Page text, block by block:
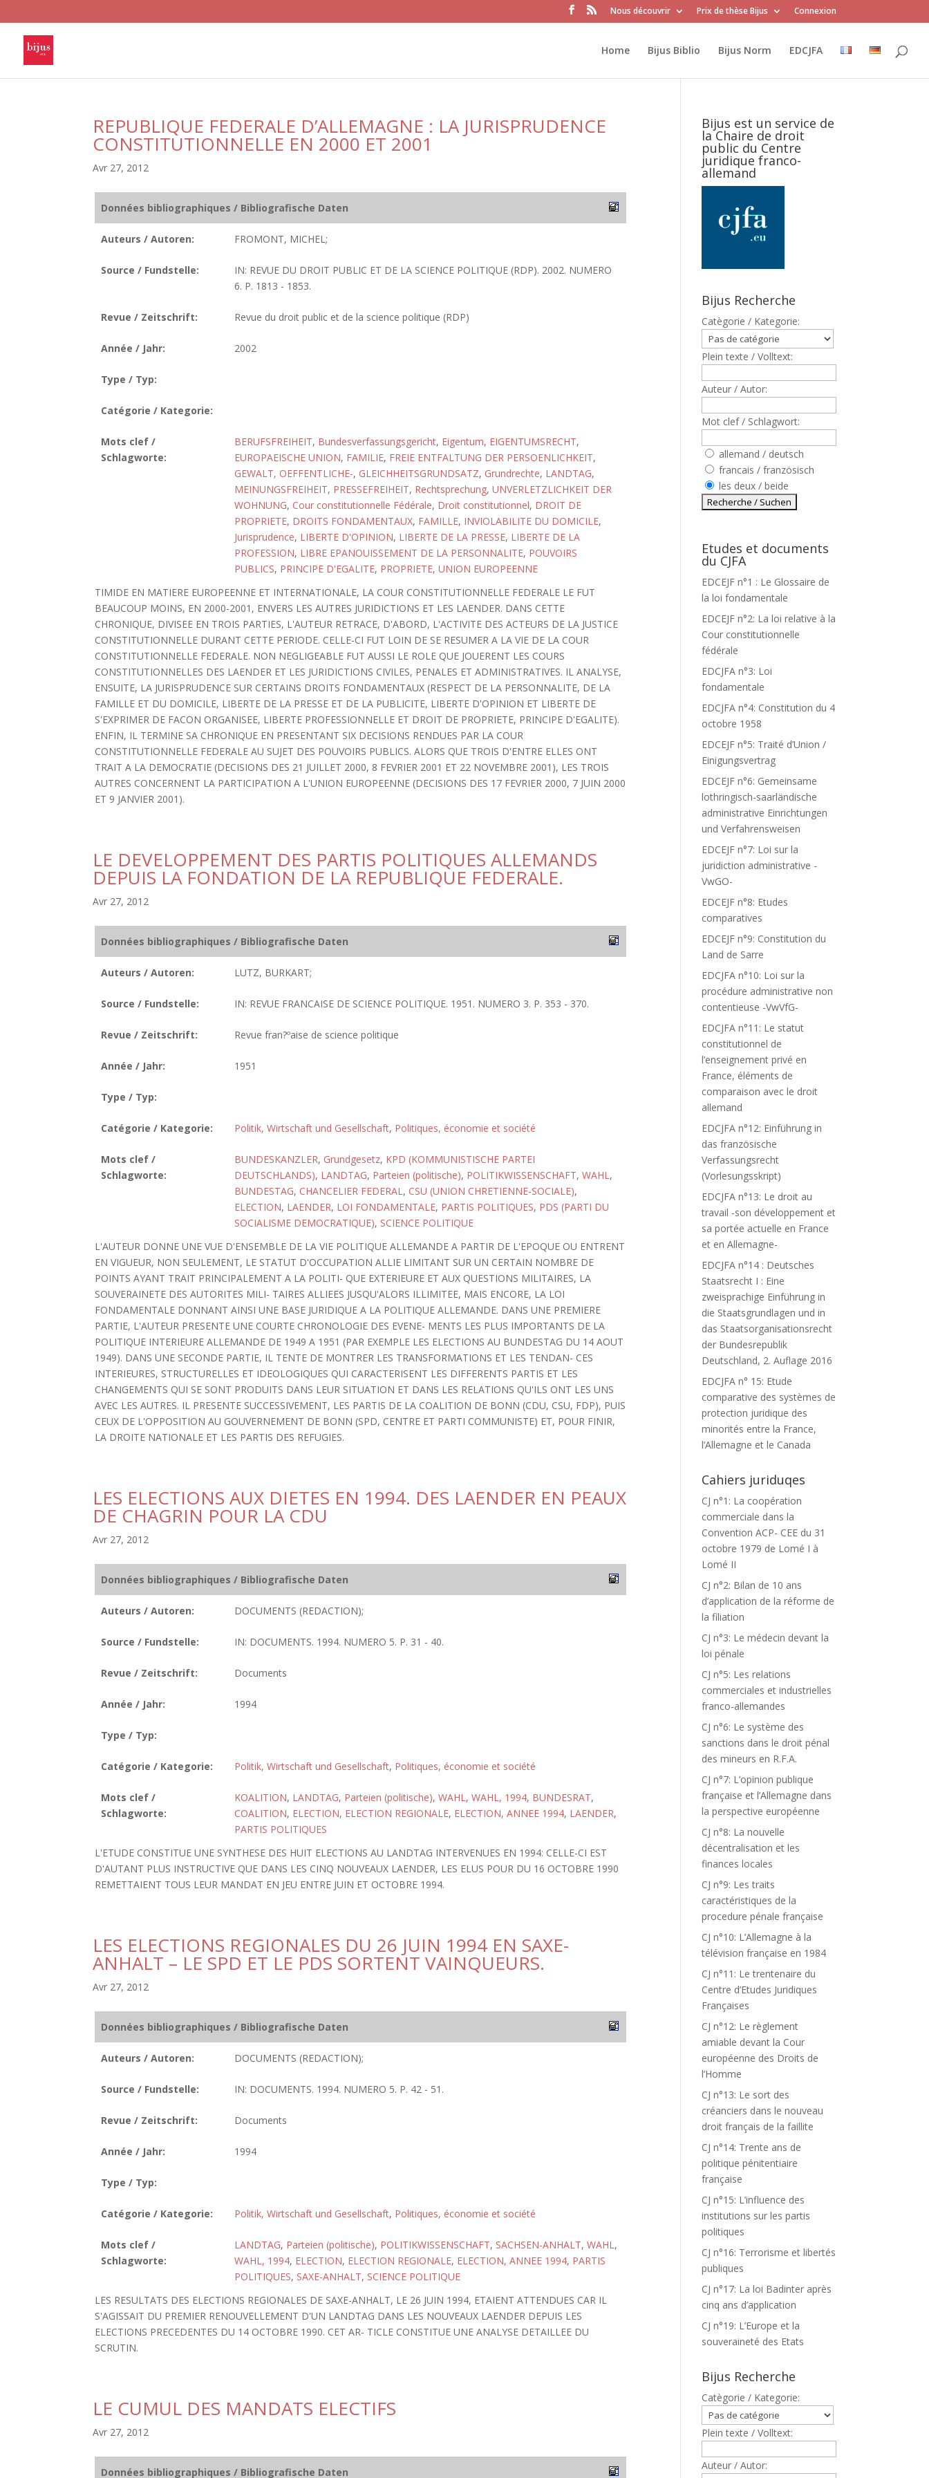
Nous découvrir Prix de thèse Bijus Connexion
Home Bijus Biblio Bijus Norm EDCJFA
REPUBLIQUE FEDERALE D’ALLEMAGNE : LA JURISPRUDENCE
CONSTITUTIONNELLE EN 2000 ET 2001
Avr 27, 2012
Données bibliographiques / Bibliografische Daten
Auteurs / Autoren: FROMONT, MICHEL;
Source / Fundstelle:
IN: REVUE DU DROIT PUBLIC ET DE LA SCIENCE POLITIQUE (RDP). 2002. NUMERO
6. P. 1813 - 1853.
Revue / Zeitschrift: Revue du droit public et de la science politique (RDP)
Année / Jahr: 2002
Type / Typ:
Catégorie / Kategorie:
Mots clef /
Schlagworte:
BERUFSFREIHEIT, Bundesverfassungsgericht, Eigentum, EIGENTUMSRECHT,
EUROPAEISCHE UNION, FAMILIE, FREIE ENTFALTUNG DER PERSOENLICHKEIT,
GEWALT, OEFFENTLICHE-, GLEICHHEITSGRUNDSATZ, Grundrechte, LANDTAG,
MEINUNGSFREIHEIT, PRESSEFREIHEIT, Rechtsprechung, UNVERLETZLICHKEIT DER
WOHNUNG, Cour constitutionnelle Fédérale, Droit constitutionnel, DROIT DE
PROPRIETE, DROITS FONDAMENTAUX, FAMILLE, INVIOLABILITE DU DOMICILE,
Jurisprudence, LIBERTE D'OPINION, LIBERTE DE LA PRESSE, LIBERTE DE LA
PROFESSION, LIBRE EPANOUISSEMENT DE LA PERSONNALITE, POUVOIRS
PUBLICS, PRINCIPE D'EGALITE, PROPRIETE, UNION EUROPEENNE
TIMIDE EN MATIERE EUROPEENNE ET INTERNATIONALE, LA COUR CONSTITUTIONNELLE FEDERALE LE FUT
BEAUCOUP MOINS, EN 2000-2001, ENVERS LES AUTRES JURIDICTIONS ET LES LAENDER. DANS CETTE
CHRONIQUE, DIVISEE EN TROIS PARTIES, L'AUTEUR RETRACE, D'ABORD, L'ACTIVITE DES ACTEURS DE LA JUSTICE
CONSTITUTIONNELLE DURANT CETTE PERIODE. CELLE-CI FUT LOIN DE SE RESUMER A LA VIE DE LA COUR
CONSTITUTIONNELLE FEDERALE. NON NEGLIGEABLE FUT AUSSI LE ROLE QUE JOUERENT LES COURS
CONSTITUTIONNELLES DES LAENDER ET LES JURIDICTIONS CIVILES, PENALES ET ADMINISTRATIVES. IL ANALYSE,
ENSUITE, LA JURISPRUDENCE SUR CERTAINS DROITS FONDAMENTAUX (RESPECT DE LA PERSONNALITE, DE LA
FAMILLE ET DU DOMICILE, LIBERTE DE LA PRESSE ET DE LA PUBLICITE, LIBERTE D'OPINION ET LIBERTE DE
S'EXPRIMER DE FACON ORGANISEE, LIBERTE PROFESSIONNELLE ET DROIT DE PROPRIETE, PRINCIPE D'EGALITE).
ENFIN, IL TERMINE SA CHRONIQUE EN PRESENTANT SIX DECISIONS RENDUES PAR LA COUR
CONSTITUTIONNELLE FEDERALE AU SUJET DES POUVOIRS PUBLICS. ALORS QUE TROIS D'ENTRE ELLES ONT
TRAIT A LA DEMOCRATIE (DECISIONS DES 21 JUILLET 2000, 8 FEVRIER 2001 ET 22 NOVEMBRE 2001), LES TROIS
AUTRES CONCERNENT LA PARTICIPATION A L'UNION EUROPEENNE (DECISIONS DES 17 FEVRIER 2000, 7 JUIN 2000
ET 9 JANVIER 2001).
LE DEVELOPPEMENT DES PARTIS POLITIQUES ALLEMANDS
DEPUIS LA FONDATION DE LA REPUBLIQUE FEDERALE.
Avr 27, 2012
Données bibliographiques / Bibliografische Daten
Auteurs / Autoren: LUTZ, BURKART;
Source / Fundstelle: IN: REVUE FRANCAISE DE SCIENCE POLITIQUE. 1951. NUMERO 3. P. 353 - 370.
Revue / Zeitschrift: Revue fran?ºaise de science politique
Année / Jahr: 1951
Type / Typ:
Catégorie / Kategorie: Politik, Wirtschaft und Gesellschaft, Politiques, économie et société
Mots clef /
Schlagworte:
BUNDESKANZLER, Grundgesetz, KPD (KOMMUNISTISCHE PARTEI
DEUTSCHLANDS), LANDTAG, Parteien (politische), POLITIKWISSENSCHAFT, WAHL,
BUNDESTAG, CHANCELIER FEDERAL, CSU (UNION CHRETIENNE-SOCIALE),
ELECTION, LAENDER, LOI FONDAMENTALE, PARTIS POLITIQUES, PDS (PARTI DU
SOCIALISME DEMOCRATIQUE), SCIENCE POLITIQUE
L'AUTEUR DONNE UNE VUE D'ENSEMBLE DE LA VIE POLITIQUE ALLEMANDE A PARTIR DE L'EPOQUE OU ENTRENT
EN VIGUEUR, NON SEULEMENT, LE STATUT D'OCCUPATION ALLIE LIMITANT SUR UN CERTAIN NOMBRE DE
POINTS AYANT TRAIT PRINCIPALEMENT A LA POLITI- QUE EXTERIEURE ET AUX QUESTIONS MILITAIRES, LA
SOUVERAINETE DES AUTORITES MILI- TAIRES ALLIEES JUSQU'ALORS ILLIMITEE, MAIS ENCORE, LA LOI
FONDAMENTALE DONNANT AINSI UNE BASE JURIDIQUE A LA POLITIQUE ALLEMANDE. DANS UNE PREMIERE
PARTIE, L'AUTEUR PRESENTE UNE COURTE CHRONOLOGIE DES EVENE- MENTS LES PLUS IMPORTANTS DE LA
POLITIQUE INTERIEURE ALLEMANDE DE 1949 A 1951 (PAR EXEMPLE LES ELECTIONS AU BUNDESTAG DU 14 AOUT
1949). DANS UNE SECONDE PARTIE, IL TENTE DE MONTRER LES TRANSFORMATIONS ET LES TENDAN- CES
INTERIEURES, STRUCTURELLES ET IDEOLOGIQUES QUI CARACTERISENT LES DIFFERENTS PARTIS ET LES
CHANGEMENTS QUI SE SONT PRODUITS DANS LEUR SITUATION ET DANS LES RELATIONS QU'ILS ONT LES UNS
AVEC LES AUTRES. IL PRESENTE SUCCESSIVEMENT, LES PARTIS DE LA COALITION DE BONN (CDU, CSU, FDP), PUIS
CEUX DE L'OPPOSITION AU GOUVERNEMENT DE BONN (SPD, CENTRE ET PARTI COMMUNISTE) ET, POUR FINIR,
LA DROITE NATIONALE ET LES PARTIS DES REFUGIES.
LES ELECTIONS AUX DIETES EN 1994. DES LAENDER EN PEAUX
DE CHAGRIN POUR LA CDU
Avr 27, 2012
Données bibliographiques / Bibliografische Daten
Auteurs / Autoren: DOCUMENTS (REDACTION);
Source / Fundstelle: IN: DOCUMENTS. 1994. NUMERO 5. P. 31 - 40.
Revue / Zeitschrift: Documents
Année / Jahr: 1994
Type / Typ:
Catégorie / Kategorie: Politik, Wirtschaft und Gesellschaft, Politiques, économie et société
Mots clef /
Schlagworte:
KOALITION, LANDTAG, Parteien (politische), WAHL, WAHL, 1994, BUNDESRAT,
COALITION, ELECTION, ELECTION REGIONALE, ELECTION, ANNEE 1994, LAENDER,
PARTIS POLITIQUES
L'ETUDE CONSTITUE UNE SYNTHESE DES HUIT ELECTIONS AU LANDTAG INTERVENUES EN 1994: CELLE-CI EST
D'AUTANT PLUS INSTRUCTIVE QUE DANS LES CINQ NOUVEAUX LAENDER, LES ELUS POUR DU 16 OCTOBRE 1990
REMETTAIENT TOUS LEUR MANDAT EN JEU ENTRE JUIN ET OCTOBRE 1994.
LES ELECTIONS REGIONALES DU 26 JUIN 1994 EN SAXE-
ANHALT – LE SPD ET LE PDS SORTENT VAINQUEURS.
Avr 27, 2012
Données bibliographiques / Bibliografische Daten
Auteurs / Autoren: DOCUMENTS (REDACTION);
Source / Fundstelle: IN: DOCUMENTS. 1994. NUMERO 5. P. 42 - 51.
Revue / Zeitschrift: Documents
Année / Jahr: 1994
Type / Typ:
Catégorie / Kategorie: Politik, Wirtschaft und Gesellschaft, Politiques, économie et société
Mots clef /
Schlagworte:
LANDTAG, Parteien (politische), POLITIKWISSENSCHAFT, SACHSEN-ANHALT, WAHL,
WAHL, 1994, ELECTION, ELECTION REGIONALE, ELECTION, ANNEE 1994, PARTIS
POLITIQUES, SAXE-ANHALT, SCIENCE POLITIQUE
LES RESULTATS DES ELECTIONS REGIONALES DE SAXE-ANHALT, LE 26 JUIN 1994, ETAIENT ATTENDUES CAR IL
S'AGISSAIT DU PREMIER RENOUVELLEMENT D'UN LANDTAG DANS LES NOUVEAUX LAENDER DEPUIS LES
ELECTIONS PRECEDENTES DU 14 OCTOBRE 1990. CET AR- TICLE CONSTITUE UNE ANALYSE DETAILLEE DU
SCRUTIN.
LE CUMUL DES MANDATS ELECTIFS
Avr 27, 2012
Données bibliographiques / Bibliografische Daten
Bijus est un service de
la Chaire de droit
public du Centre
juridique franco-
allemand
Bijus Recherche
Catègorie / Kategorie:
Plein texte / Volltext:
Auteur / Autor:
Mot clef / Schlagwort:
allemand / deutsch
francais / französisch
les deux / beide
Etudes et documents
du CJFA
EDCEJF n°1 : Le Glossaire de
la loi fondamentale
EDCEJF n°2: La loi relative à la
Cour constitutionnelle
fédérale
EDCJFA n°3: Loi
fondamentale
EDCJFA n°4: Constitution du 4
octobre 1958
EDCEJF n°5: Traité d’Union /
Einigungsvertrag
EDCEJF n°6: Gemeinsame
lothringisch-saarländische
administrative Einrichtungen
und Verfahrensweisen
EDCEJF n°7: Loi sur la
juridiction administrative -
VwGO-
EDCEJF n°8: Etudes
comparatives
EDCEJF n°9: Constitution du
Land de Sarre
EDCJFA n°10: Loi sur la
procédure administrative non
contentieuse -VwVfG-
EDCJFA n°11: Le statut
constitutionnel de
l’enseignement privé en
France, éléments de
comparaison avec le droit
allemand
EDCJFA n°12: Einführung in
das französische
Verfassungsrecht
(Vorlesungsskript)
EDCJFA n°13: Le droit au
travail -son développement et
sa portée actuelle en France
et en Allemagne-
EDCJFA n°14 : Deutsches
Staatsrecht I : Eine
zweisprachige Einführung in
die Staatsgrundlagen und in
das Staatsorganisationsrecht
der Bundesrepublik
Deutschland, 2. Auflage 2016
EDCJFA n° 15: Etude
comparative des systèmes de
protection juridique des
minorités entre la France,
l’Allemagne et le Canada
Cahiers juriduqes
CJ n°1: La coopération
commerciale dans la
Convention ACP- CEE du 31
octobre 1979 de Lomé I à
Lomé II
CJ n°2: Bilan de 10 ans
d’application de la réforme de
la filiation
CJ n°3: Le médecin devant la
loi pénale
CJ n°5: Les relations
commerciales et industrielles
franco-allemandes
CJ n°6: Le système des
sanctions dans le droit pénal
des mineurs en R.F.A.
CJ n°7: L’opinion publique
française et l’Allemagne dans
la perspective européenne
CJ n°8: La nouvelle
décentralisation et les
finances locales
CJ n°9: Les traits
caractéristiques de la
procedure pénale française
CJ n°10: L’Allemagne à la
télévision française en 1984
CJ n°11: Le trentenaire du
Centre d’Etudes Juridiques
Françaises
CJ n°12: Le règlement
amiable devant la Cour
européenne des Droits de
l’Homme
CJ n°13: Le sort des
créanciers dans le nouveau
droit français de la faillite
CJ n°14: Trente ans de
politique pénitentiaire
française
CJ n°15: L’influence des
institutions sur les partis
politiques
CJ n°16: Terrorisme et libertés
publiques
CJ n°17: La loi Badinter après
cinq ans d’application
CJ n°19: L’Europe et la
souveraineté des Etats
Bijus Recherche
Catègorie / Kategorie:
Plein texte / Volltext:
Auteur / Autor: